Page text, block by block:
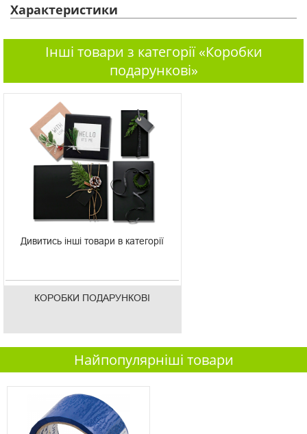
Характеристики
Інші товари з категорії «Коробки
подарункові»
Дивитись інші товари в категорії
КОРОБКИ ПОДАРУНКОВІ
Найпопулярніші товари